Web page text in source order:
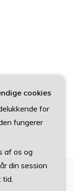
cookies
for
fungerer
af os og
din session
tid.